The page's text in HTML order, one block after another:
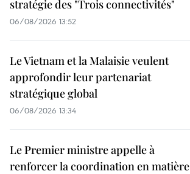
stratégie des "Trois connectivités"
06/08/2026 13:52
Le Vietnam et la Malaisie veulent
approfondir leur partenariat
stratégique global
06/08/2026 13:34
Le Premier ministre appelle à
renforcer la coordination en matière